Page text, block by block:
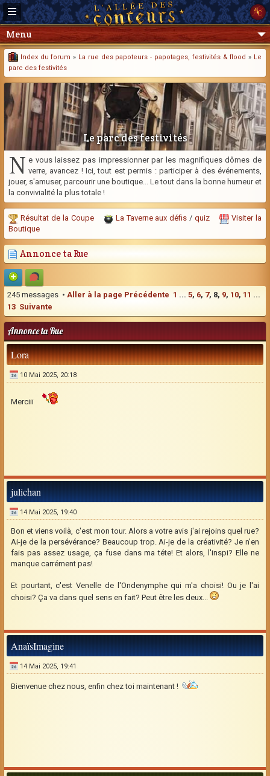
Menu
Index du forum » La rue des papoteurs - papotages, festivités & flood » Le
parc des festivités
Le parc des festivités
N e vous laissez pas impressionner par les magnifiques dômes de
verre, avancez ! Ici, tout est permis : participer à des événements,
jouer, s'amuser, parcourir une boutique... Le tout dans la bonne humeur et
la convivialité la plus totale !
Résultat de la Coupe La Taverne aux défis /quiz
Visiter la
Boutique
Annonce ta Rue
245 messages • Aller à la page Précédente 1 ... 5, 6, 7, 8, 9, 10, 11 ...
13 Suivante
Annonce ta Rue
Lora
10 Mai 2025, 20:18
Merciii
julichan
14 Mai 2025, 19:40
Bon et viens voilà, c'est mon tour. Alors a votre avis j'ai rejoins quel rue?
Ai-je de la persévérance? Beaucoup trop. Ai-je de la créativité? Je n'en
fais pas assez usage, ça fuse dans ma téte! Et alors, l'inspi? Elle ne
manque carrément pas!
Et pourtant, c'est Venelle de l'Ondenymphe qui m'a choisi! Ou je l'ai
choisi? Ça va dans quel sens en fait? Peut être les deux...
AnaïsImagine
14 Mai 2025, 19:41
Bienvenue chez nous, enfin chez toi maintenant !